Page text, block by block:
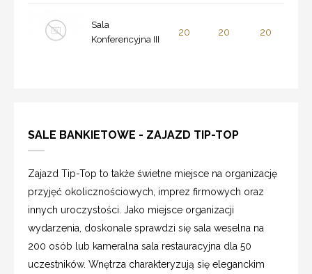
Sala
Konferencyjna III
20 20 20
SALE BANKIETOWE - ZAJAZD TIP-TOP
Zajazd Tip-Top to także świetne miejsce na organizację
przyjęć okolicznościowych, imprez firmowych oraz
innych uroczystości. Jako miejsce organizacji
wydarzenia, doskonale sprawdzi się sala weselna na
200 osób lub kameralna sala restauracyjna dla 50
uczestników. Wnętrza charakteryzują się eleganckim